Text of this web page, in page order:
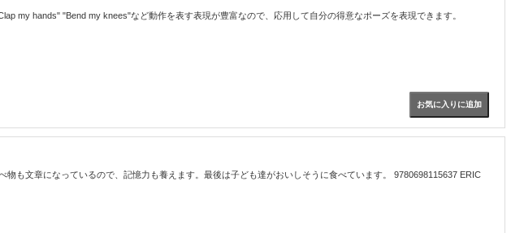
my hands" "Bend my knees"など動作を表す表現が豊富なので、応用して自分の得意なポーズを表現できます。
も文章になっているので、記憶力も養えます。最後は子ども達がおいしそうに食べています。 9780698115637 ERIC